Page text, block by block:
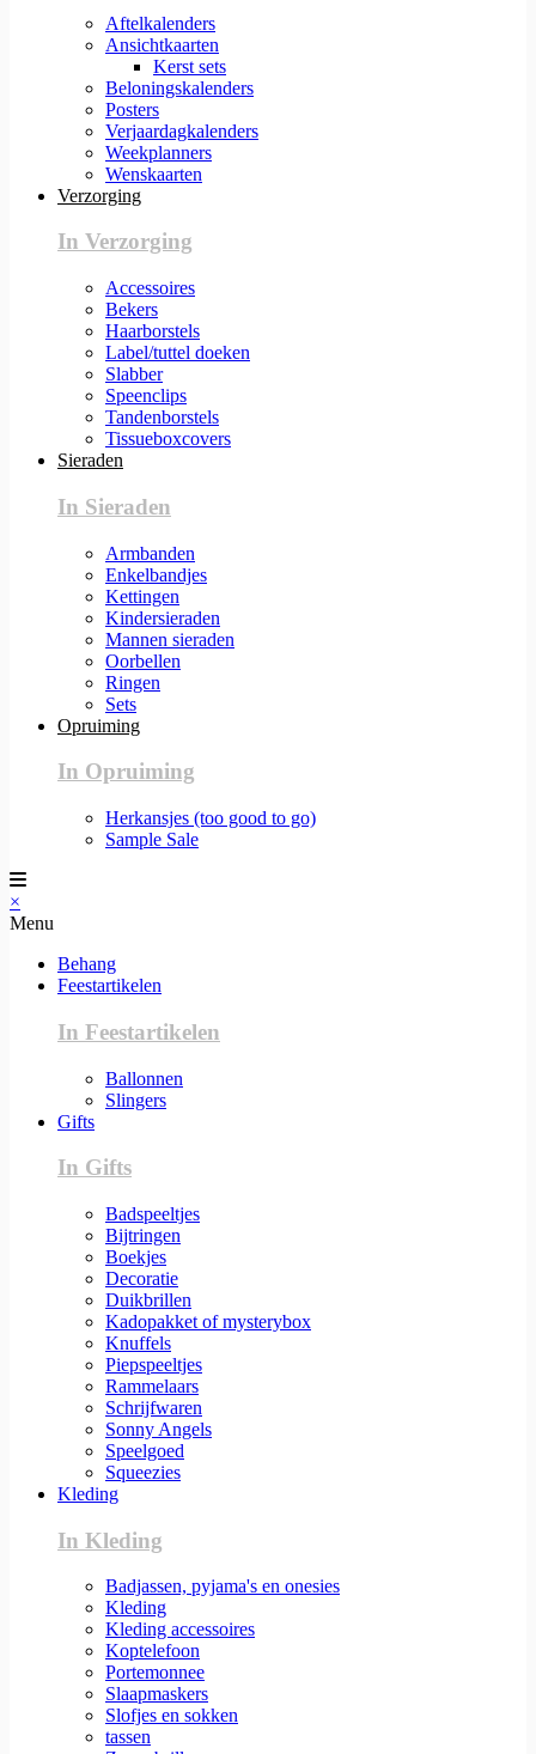
Aftelkalenders
Ansichtkaarten
Kerst sets
Beloningskalenders
Posters
Verjaardagkalenders
Weekplanners
Wenskaarten
Verzorging
In Verzorging
Accessoires
Bekers
Haarborstels
Label/tuttel doeken
Slabber
Speenclips
Tandenborstels
Tissueboxcovers
Sieraden
In Sieraden
Armbanden
Enkelbandjes
Kettingen
Kindersieraden
Mannen sieraden
Oorbellen
Ringen
Sets
Opruiming
In Opruiming
Herkansjes (too good to go)
Sample Sale
×
Menu
Behang
Feestartikelen
In Feestartikelen
Ballonnen
Slingers
Gifts
In Gifts
Badspeeltjes
Bijtringen
Boekjes
Decoratie
Duikbrillen
Kadopakket of mysterybox
Knuffels
Piepspeeltjes
Rammelaars
Schrijfwaren
Sonny Angels
Speelgoed
Squeezies
Kleding
In Kleding
Badjassen, pyjama's en onesies
Kleding
Kleding accessoires
Koptelefoon
Portemonnee
Slaapmaskers
Slofjes en sokken
tassen